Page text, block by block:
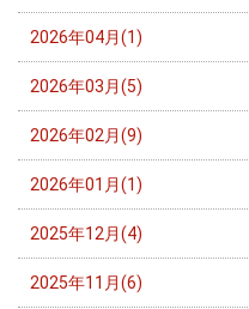
2026年04月(1)
2026年03月(5)
2026年02月(9)
2026年01月(1)
2025年12月(4)
2025年11月(6)